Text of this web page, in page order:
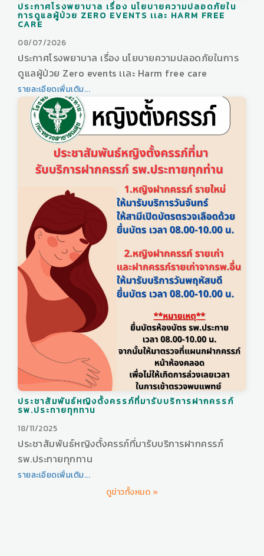
ประกาศโรงพยาบาล เรื่อง นโยบายความปลอดภัยใน
การดูแลผู้ป่วย ZERO EVENTS เเละ HARM FREE
CARE
08/07/2026
ประกาศโรงพยาบาล เรื่อง นโยบายความปลอดภัยในการ
ดูแลผู้ป่วย Zero events เเละ Harm free care
รายละเอียดเพิ่มเติม...
ประชาสัมพันธ์หญิงตั้งครรภ์ที่มารับบริการฝากครรภ์
รพ.ประทายทุกทาน
18/11/2025
ประชาสัมพันธ์หญิงตั้งครรภ์ที่มารับบริการฝากครรภ์
รพ.ประทายทุกทาน
รายละเอียดเพิ่มเติม...
ดูข่าวทั้งหมด »